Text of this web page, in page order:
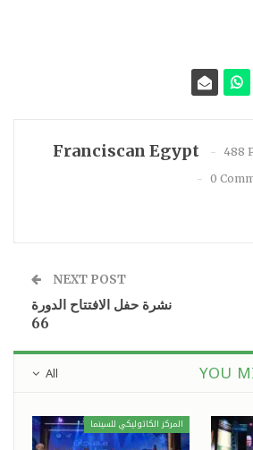
Franciscan Egypt
488
0
NEXT POST
نشرة حفل الافتتاح الدورة
66
All YOU
المركز الكاثوليكي للسينما